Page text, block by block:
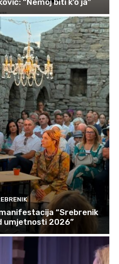
“Nemoj biti k’o ja”
“Srebrenik
umjetnosti 2026”